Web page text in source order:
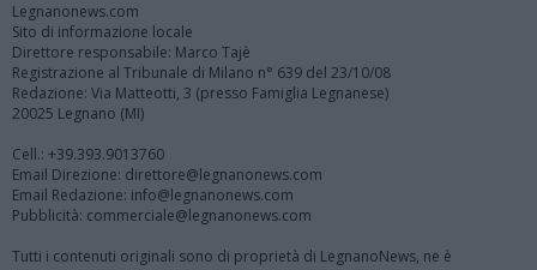
Legnanonews.com
Sito di informazione locale
Direttore responsabile: Marco Tajè
Registrazione al Tribunale di Milano n° 639 del 23/10/08
Redazione: Via Matteotti, 3 (presso Famiglia Legnanese)
20025 Legnano (MI)
Cell.: +39.393.9013760
Email Direzione: direttore@legnanonews.com
Email Redazione: info@legnanonews.com
Pubblicità: commerciale@legnanonews.com
Tutti i contenuti originali sono di proprietà di LegnanoNews, ne è